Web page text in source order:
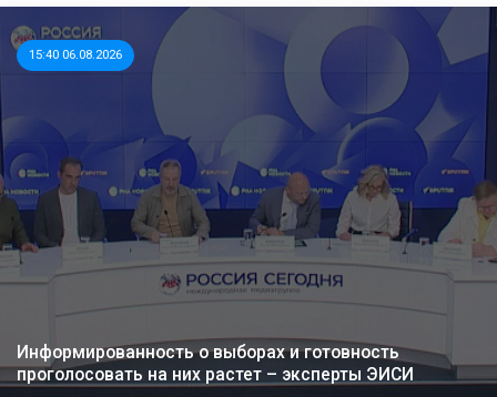
15:40 06.08.2026
Информированность о выборах и готовность
проголосовать на них растет – эксперты ЭИСИ